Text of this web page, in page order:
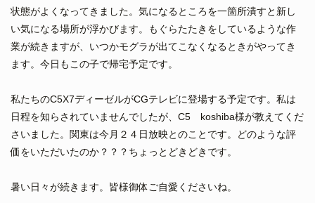
状態がよくなってきました。気になるところを一箇所潰すと新し
い気になる場所が浮かびます。もぐらたたきをしているような作
業が続きますが、いつかモグラが出てこなくなるときがやってき
ます。今日もこの子で帰宅予定です。
私たちのC5X7ディーゼルがCGテレビに登場する予定です。私は
日程を知らされていませんでしたが、C5 koshiba様が教えてくだ
さいました。関東は今月２４日放映とのことです。どのような評
価をいただいたのか？？？ちょっとどきどきです。
暑い日々が続きます。皆様御体ご自愛くださいね。